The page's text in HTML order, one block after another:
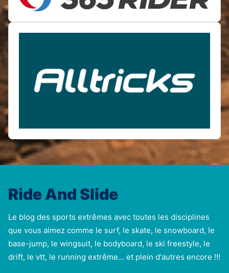
Ride And Slide
Le blog des sports extrêmes avec toutes les disciplines
que vous aimez comme le surf, le skate, le snowboard, le
base-jump, le wingsuit, le bodyboard, le ski freestyle, le
drift, le vtt, le running extrême... et plein d'autres encore !!!